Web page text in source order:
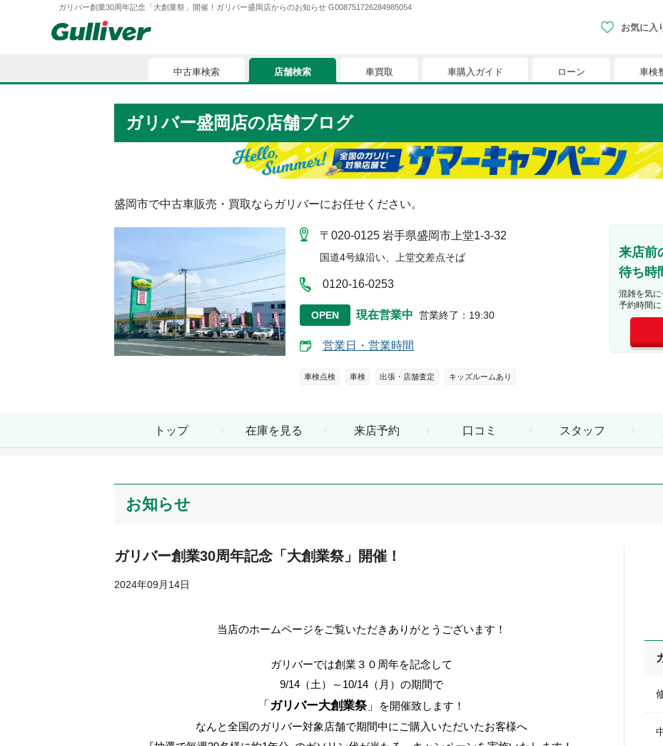
ガリバー創業30周年記念「大創業祭」開催！ガリバー盛岡店からのお知らせ G008751726284985054
お気に入
中古車検索
現在、お気に入りに登録されているおクル
お気に入りに登録すると、あなただけのお気に入りのクルマリストでいつで
※「お気に入り」の登録を可能にするためにCookie機能を有効
中古車検索 店舗検索 車買取 車購入ガイド ローン 車検
ガリバー盛岡店の店舗ブログ
盛岡市で中古車販売・買取ならガリバーにお任せください。
〒020-0125 岩手県盛岡市上堂1-3-32
国道4号線沿い、上堂交差点そば
0120-16-0253
OPEN 現在営業中 営業終了 ： 19:30
営業日・営業時間
車検点検 車検 出張・店舗査定 キッズルームあり
来店前
待ち時
混雑を気
予約時間に
トップ 在庫を見る 来店予約 口コミ スタッフ
お知らせ
ガリバー創業30周年記念「大創業祭」開催！
2024年09月14日
当店のホームページをご覧いただきありがとうございます！
ガリバーでは創業３０周年を記念して
9/14（土）～10/14（月）の期間で
「 ガリバー大創業祭」
を開催致します！
なんと全国のガリバー対象店舗で期間中にご購入いただいたお客様へ